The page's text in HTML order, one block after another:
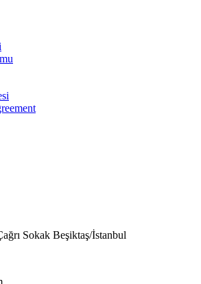
Sokak Beşiktaş/İstanbul